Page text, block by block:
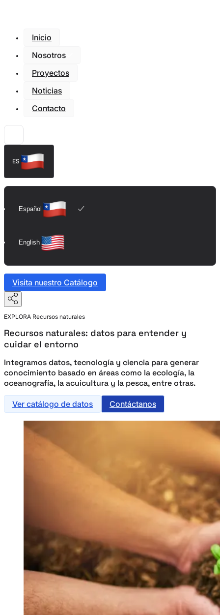
Inicio
Nosotros
Proyectos
Noticias
Contacto
ES
Español
English
Visita nuestro Catálogo
EXPLORA Recursos naturales
Recursos naturales: datos para entender y
cuidar el entorno
Integramos datos, tecnología y ciencia para generar
conocimiento basado en áreas como la ecología, la
oceanografía, la acuicultura y la pesca, entre otras.
Ver catálogo de datos Contáctanos